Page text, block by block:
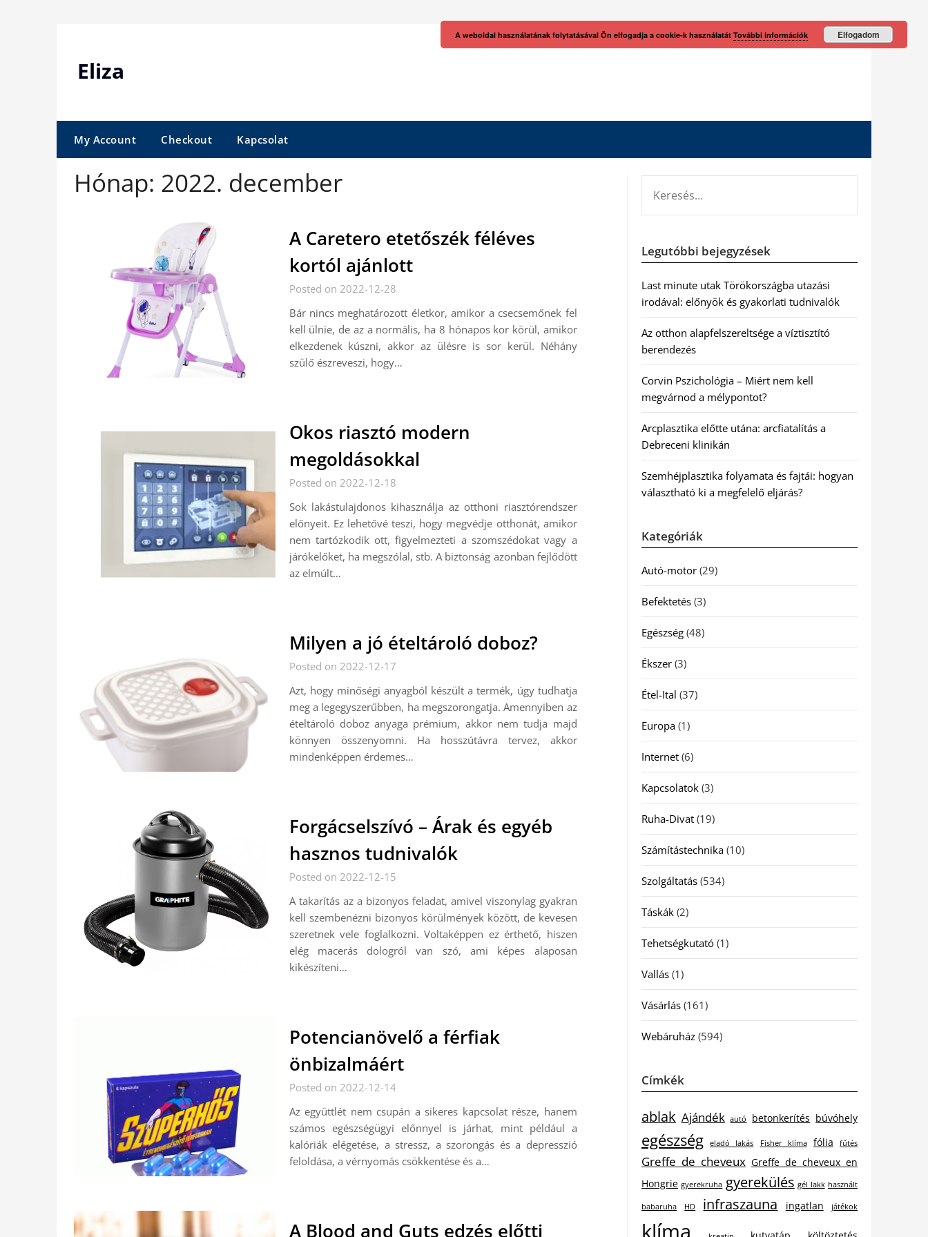
Eliza
My Account Checkout Kapcsolat
Hónap: 2022. december
A Caretero etetőszék féléves
kortól ajánlott
Posted on 2022-12-28
Bár nincs meghatározott életkor, amikor a csecsemőnek fel
kell ülnie, de az a normális, ha 8 hónapos kor körül, amikor
elkezdenek kúszni, akkor az ülésre is sor kerül. Néhány
szülő észreveszi, hogy…
Okos riasztó modern
megoldásokkal
Posted on 2022-12-18
Sok lakástulajdonos kihasználja az otthoni riasztórendszer
előnyeit. Ez lehetővé teszi, hogy megvédje otthonát, amikor
nem tartózkodik ott, figyelmezteti a szomszédokat vagy a
járókelőket, ha megszólal, stb. A biztonság azonban fejlődött
az elmúlt…
Milyen a jó ételtároló doboz?
Posted on 2022-12-17
Azt, hogy minőségi anyagból készült a termék, úgy tudhatja
meg a legegyszerűbben, ha megszorongatja. Amennyiben az
ételtároló doboz anyaga prémium, akkor nem tudja majd
könnyen összenyomni. Ha hosszútávra tervez, akkor
mindenképpen érdemes…
Forgácselszívó – Árak és egyéb
hasznos tudnivalók
Posted on 2022-12-15
A takarítás az a bizonyos feladat, amivel viszonylag gyakran
kell szembenézni bizonyos körülmények között, de kevesen
szeretnek vele foglalkozni. Voltaképpen ez érthető, hiszen
elég macerás dologról van szó, ami képes alaposan
kikészíteni…
Potencianövelő a férfiak
önbizalmáért
Posted on 2022-12-14
Az együttlét nem csupán a sikeres kapcsolat része, hanem
számos egészségügyi előnnyel is járhat, mint például a
kalóriák elégetése, a stressz, a szorongás és a depresszió
feloldása, a vérnyomás csökkentése és a…
A Blood and Guts edzés előtti
Legutóbbi bejegyzések
Last minute utak Törökországba utazási
irodával: előnyök és gyakorlati tudnivalók
Az otthon alapfelszereltsége a víztisztító
berendezés
Corvin Pszichológia – Miért nem kell
megvárnod a mélypontot?
Arcplasztika előtte utána: arcfiatalítás a
Debreceni klinikán
Szemhéjplasztika folyamata és fajtái: hogyan
választható ki a megfelelő eljárás?
Kategóriák
Autó-motor(29)
Befektetés(3)
Egészség(48)
Ékszer(3)
Étel-Ital (37)
Europa(1)
Internet(6)
Kapcsolatok(3)
Ruha-Divat(19)
Számítástechnika(10)
Szolgáltatás(534)
Táskák(2)
Tehetségkutató(1)
Vallás(1)
Vásárlás(161)
Webáruház(594)
Címkék
ablak Ajándék autó betonkerítés búvóhely
egészség eladó lakás Fisher klíma fólia fűtés
Greffe de cheveux Greffe de cheveux en
Hongrie gyerekruha gyerekülés gél lakk használt
babaruha HD infraszauna ingatlan játékok
klíma
A weboldal használatának folytatásával Ön elfogadja a cookie-k használatát További információk Elfogadom